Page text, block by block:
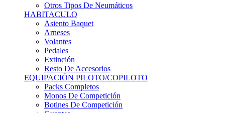
Otros Tipos De Neumáticos
HABITACULO
Asiento Baquet
Arneses
Volantes
Pedales
Extinción
Resto De Accesorios
EQUIPACIÓN PILOTO/COPILOTO
Packs Completos
Monos De Competición
Botines De Competición